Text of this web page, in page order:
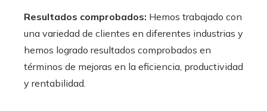
Resultados comprobados: Hemos trabajado con
una variedad de clientes en diferentes industrias y
hemos logrado resultados comprobados en
términos de mejoras en la eficiencia, productividad
y rentabilidad.